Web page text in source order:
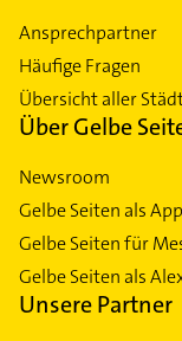
Ansprechpartner
Häufige Fragen
Übersicht aller
Über Gelbe
Newsroom
Gelbe Seiten als App
Gelbe Seiten für
Gelbe Seiten als
Unsere Partner